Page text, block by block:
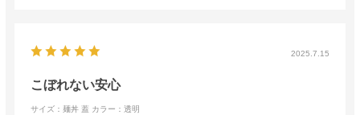
2025.7.15
こぼれない安心
サイズ：麺丼 蓋 カラー：透明